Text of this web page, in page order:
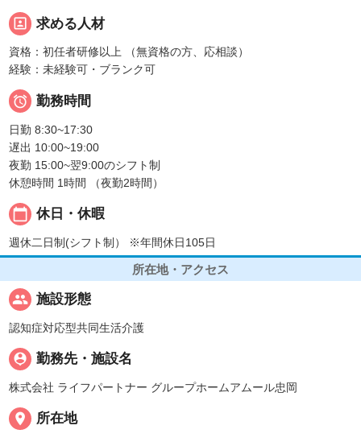
portrait 求める人材
資格：初任者研修以上 （無資格の方、応相談）
経験：未経験可・ブランク可
 勤務時間
日勤 8:30~17:30
遅出 10:00~19:00
夜勤 15:00~翌9:00のシフト制
休憩時間 1時間 （夜勤2時間）
calendar_today 休日・休暇
週休二日制(シフト制） ※年間休日105日
所在地・アクセス
people 施設形態
認知症対応型共同生活介護
person_pin 勤務先・施設名
株式会社 ライフパートナー グループホームアムール忠岡
place 所在地